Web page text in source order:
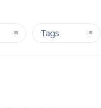
Tags